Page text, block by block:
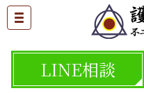
LINE相談